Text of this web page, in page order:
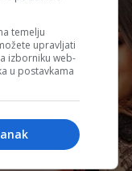
temelju
upravljati
izborniku web-
u postavkama